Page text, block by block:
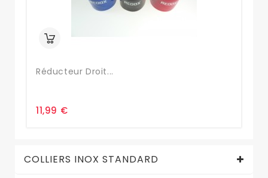
Réducteur Droit...
11,99 €
COLLIERS INOX STANDARD